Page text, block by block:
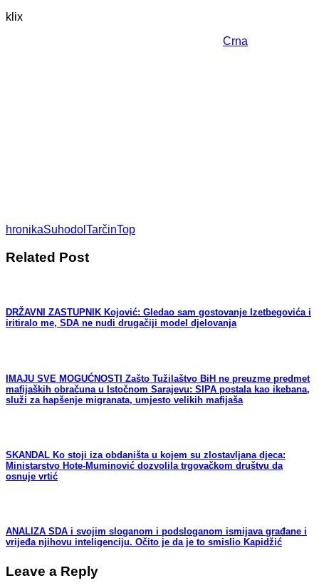
klix
Crna
hronikaSuhodol TarčinTop
Related Post
DRŽAVNI ZASTUPNIK Kojović: Gledao sam gostovanje Izetbegovića i
iritiralo me, SDA ne nudi drugačiji model djelovanja
IMAJU SVE MOGUĆNOSTI Zašto Tužilaštvo BiH ne preuzme predmet
mafijaških obračuna u Istočnom Sarajevu: SIPA postala kao ikebana,
služi za hapšenje migranata, umjesto velikih mafijaša
SKANDAL Ko stoji iza obdaništa u kojem su zlostavljana djeca:
Ministarstvo Hote-Muminović dozvolila trgovačkom društvu da
osnuje vrtić
ANALIZA SDA i svojim sloganom i podsloganom ismijava građane i
vrijeđa njihovu inteligenciju. Očito je da je to smislio Kapidžić
Leave a Reply